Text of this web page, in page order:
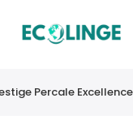
Percale